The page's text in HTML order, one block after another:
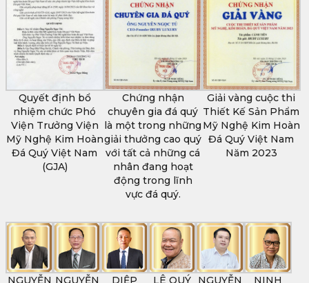
Quyết định bổ
nhiệm chức Phó
Viện Trưởng Viện
Mỹ Nghệ Kim Hoàn
Đá Quý Việt Nam
(GJA)
Chứng nhận
chuyên gia đá quý
là một trong những
giải thưởng cao quý
với tất cả những cá
nhân đang hoạt
động trong lĩnh
vực đá quý.
Giải vàng cuộc thi
Thiết Kế Sản Phẩm
Mỹ Nghệ Kim Hoàn
Đá Quý Việt Nam
Năm 2023
NGUYỄN NGUYỄN DIỆP LÊ QUÝ NGUYỄN NINH